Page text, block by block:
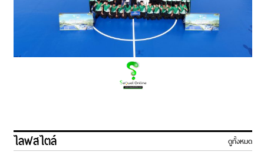
ไลฟสไตล์ ดูทั้งหมด